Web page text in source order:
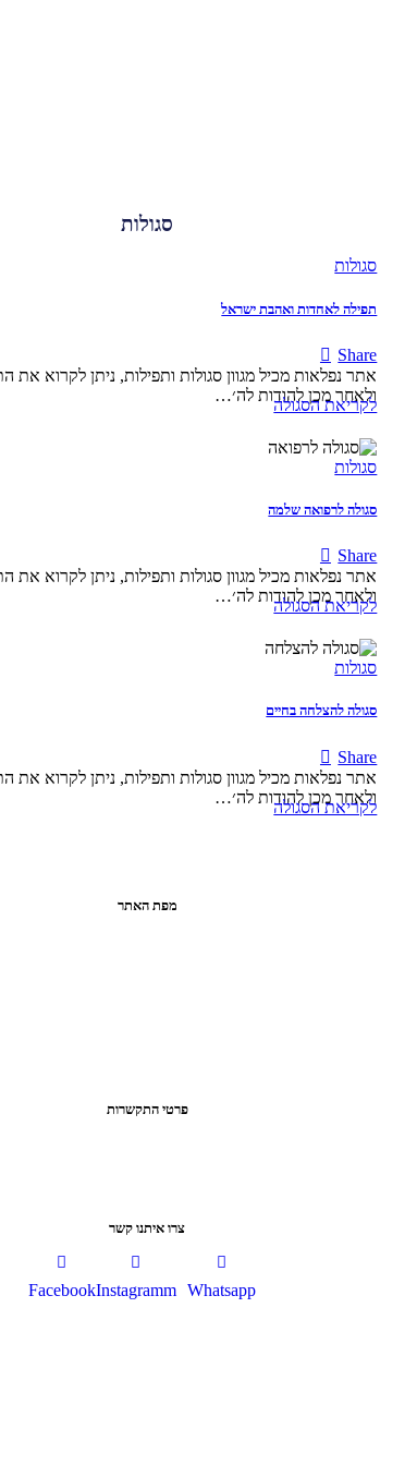
סגולות
סגולות
תפילה לאחדות ואהבת ישראל
Share
אתר נפלאות מכיל מגוון סגולות ותפילות, ניתן לקרוא את
ולאחר מכן להודות לה׳…
לקריאת הסגולה
סגולות
סגולה לרפואה שלמה
Share
אתר נפלאות מכיל מגוון סגולות ותפילות, ניתן לקרוא את
ולאחר מכן להודות לה׳…
לקריאת הסגולה
סגולות
סגולה להצלחה בחיים
Share
אתר נפלאות מכיל מגוון סגולות ותפילות, ניתן לקרוא את
ולאחר מכן להודות לה׳…
לקריאת הסגולה
מפת האתר
פרטי התקשרות
צרו איתנו קשר
Whatsapp
Instagramm
Facebook